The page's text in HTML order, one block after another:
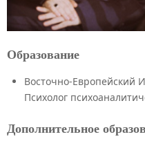
Образование
Восточно-Европейский
Психолог
Дополнительное